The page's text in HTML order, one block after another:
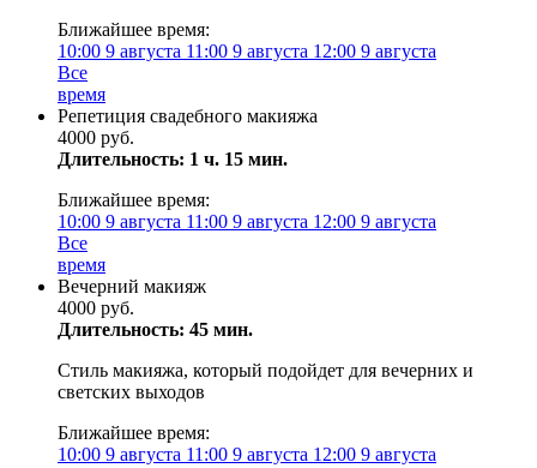
Ближайшее время:
10:00 9 августа 11:00 9 августа 12:00 9 августа
Все
время
Репетиция свадебного макияжа
4000 руб.
Длительность: 1 ч. 15 мин.
Ближайшее время:
10:00 9 августа 11:00 9 августа 12:00 9 августа
Все
время
Вечерний макияж
4000 руб.
Длительность: 45 мин.
Стиль макияжа, который подойдет для вечерних и
светских выходов
Ближайшее время:
10:00 9 августа 11:00 9 августа 12:00 9 августа